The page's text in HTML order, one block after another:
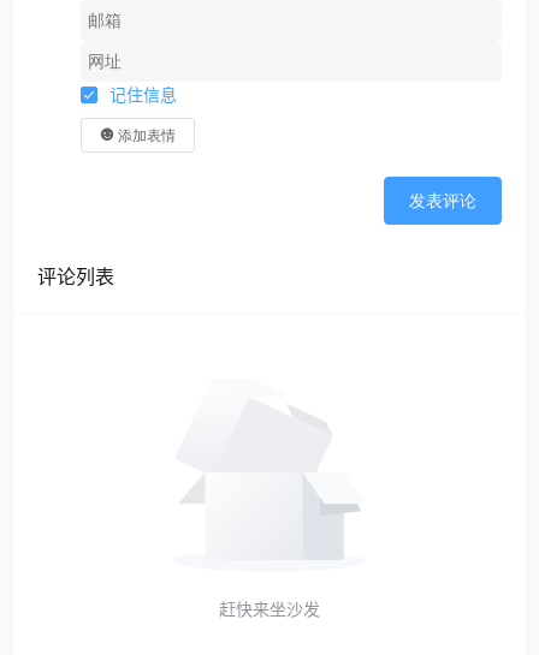
记住信息
添加表情
发表评论
评论列表
赶快来坐沙发